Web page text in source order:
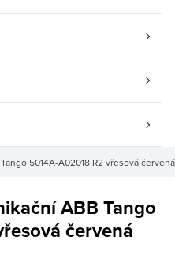
5014A-A02018 R2 vřesová červená
ABB Tango
červená